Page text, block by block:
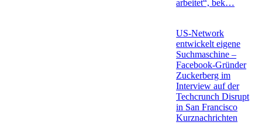
arbeitet“, bek…
US-Network
entwickelt eigene
Suchmaschine –
Facebook-Gründer
Zuckerberg im
Interview auf der
Techcrunch Disrupt
in San Francisco
Kurznachrichten